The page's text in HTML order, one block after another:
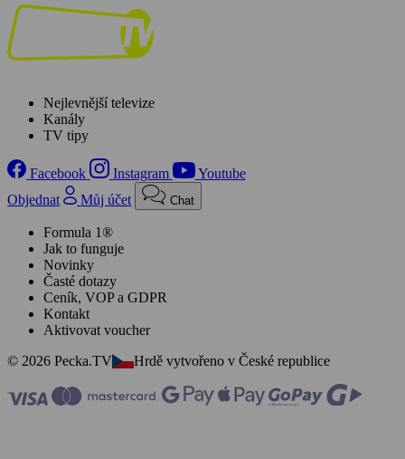
Nejlevnější televize
Kanály
TV tipy
Facebook Instagram
Youtube
Objednat
Můj účet Chat
Formula 1®
Jak to funguje
Novinky
Časté dotazy
Ceník, VOP a GDPR
Kontakt
Aktivovat voucher
© 2026 Pecka.TV
Hrdě vytvořeno v České republice